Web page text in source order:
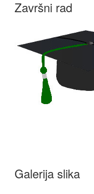
Završni rad
Galerija slika